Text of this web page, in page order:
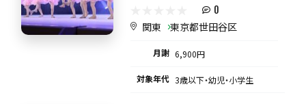
0
関東 東京都世田谷区
月謝 6,900円
対象年代 3歳以下・幼児・小学生